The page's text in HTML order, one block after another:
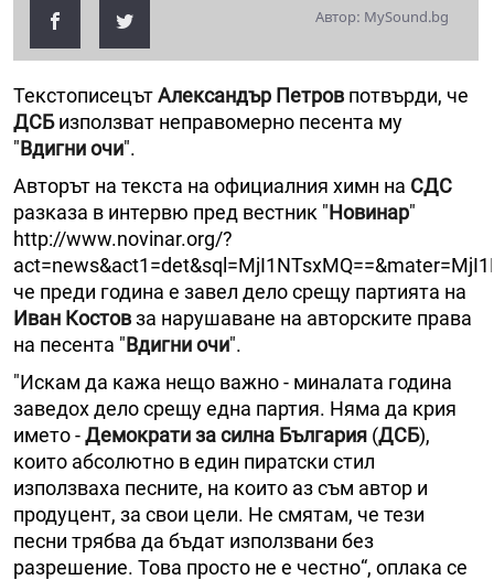
Автор: MySound.bg
ТекстописецътАлександър Петров потвърди, че
ДСБизползват неправомерно песента му
"Вдигни очи".
Авторът на текста на официалния химн на СДС
разказа в интервю пред вестник "Новинар"
http://www.novinar.org/?
че преди година е завел дело срещу партията на
Иван Костовза нарушаване на авторските права
на песента "Вдигни очи".
"Искам да кажа нещо важно - миналата година
заведох дело срещу една партия. Няма да крия
името -Демократи за силна България (ДСБ),
които абсолютно в един пиратски стил
използваха песните, на които аз съм автор и
продуцент, за свои цели. Не смятам, че тези
песни трябва да бъдат използвани без
разрешение. Това просто не е честно“, оплака се